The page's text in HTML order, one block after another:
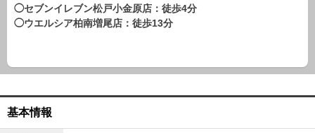
◯セブンイレブン松戸小金原店：徒歩4分
◯ウエルシア柏南増尾店：徒歩13分
基本情報
エリアから探す
路線から探す
路線から探す
土 地
エリアから探す
路線から探す